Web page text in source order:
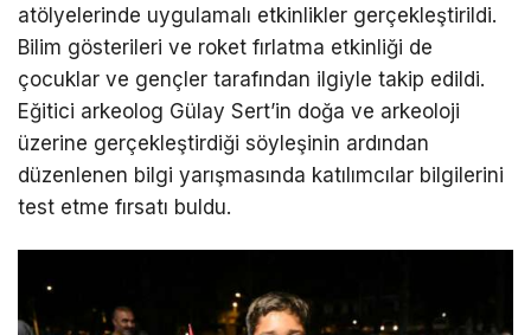
atölyelerinde uygulamalı etkinlikler gerçekleştirildi.
Bilim gösterileri ve roket fırlatma etkinliği de
çocuklar ve gençler tarafından ilgiyle takip edildi.
Eğitici arkeolog Gülay Sert’in doğa ve arkeoloji
üzerine gerçekleştirdiği söyleşinin ardından
düzenlenen bilgi yarışmasında katılımcılar bilgilerini
test etme fırsatı buldu.